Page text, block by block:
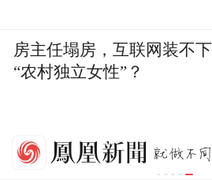
房主任塌房，互联网装不下
“农村独立女性”？